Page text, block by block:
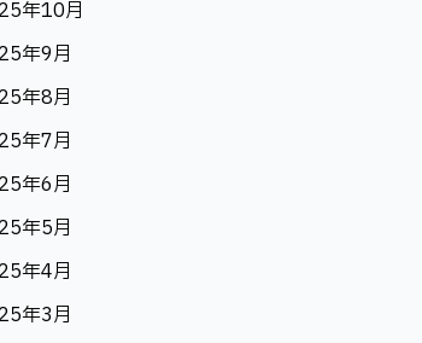
年10月
年9月
年8月
年7月
年6月
年5月
年4月
年3月